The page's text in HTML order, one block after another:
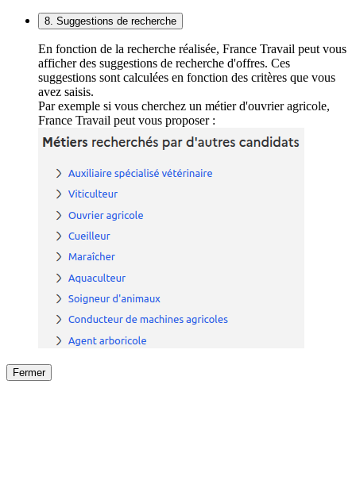
8. Suggestions de recherche
En fonction de la recherche réalisée, France Travail peut vous
afficher des suggestions de recherche d'offres. Ces
suggestions sont calculées en fonction des critères que vous
avez saisis.
Par exemple si vous cherchez un métier d'ouvrier agricole,
France Travail peut vous proposer :
Fermer